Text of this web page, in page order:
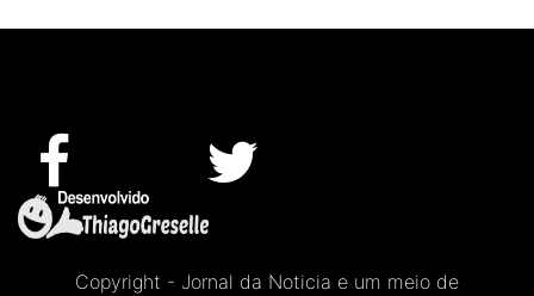
Copyright - Jornal da Noticia e um meio de